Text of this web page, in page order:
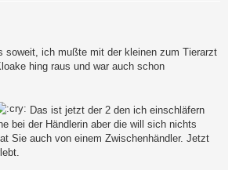
soweit, ich mußte mit der kleinen zum Tierarzt
hing raus und war auch schon
Das ist jetzt der 2 den ich einschläfern
bei der Händlerin aber die will sich nichts
Sie auch von einem Zwischenhändler. Jetzt